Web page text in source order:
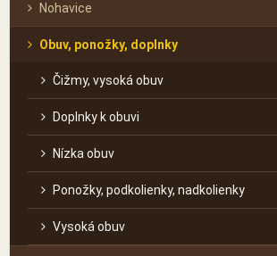
Nohavice
Obuv, ponožky, doplnky
Čižmy, vysoká obuv
Doplnky k obuvi
Nízka obuv
Ponožky, podkolienky, nadkolienky
Vysoká obuv